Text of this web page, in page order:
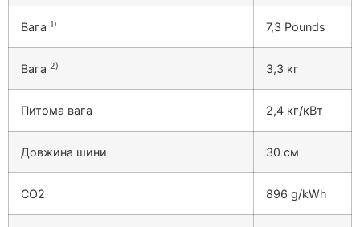
Вага 1) 7,3 Pounds
Вага 2) 3,3 кг
Питома вага 2,4 кг/кВт
Довжина шини 30 см
CO2 896 g/kWh